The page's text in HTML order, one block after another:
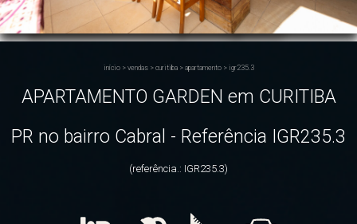
início> vendas> curitiba> apartamento> igr235.3
APARTAMENTO GARDEN em CURITIBA
PR no bairro Cabral - Referência IGR235.3
(referência.: IGR235.3)